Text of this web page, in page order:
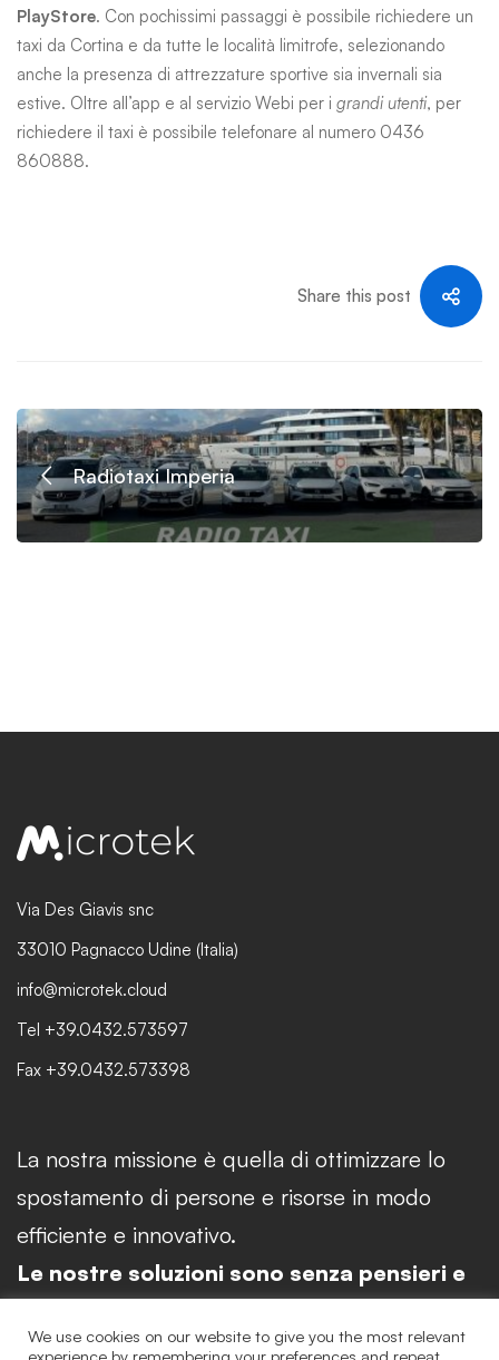
PlayStore. Con pochissimi passaggi è possibile richiedere un
taxi da Cortina e da tutte le località limitrofe, selezionando
anche la presenza di attrezzature sportive sia invernali sia
estive. Oltre all’app e al servizio Webi per i grandi utenti, per
richiedere il taxi è possibile telefonare al numero 0436
860888.
Share this post
Radiotaxi Imperia
Via Des Giavis snc
33010 Pagnacco Udine (Italia)
info@microtek.cloud
Tel +39.0432.573597
Fax +39.0432.573398
La nostra missione è quella di ottimizzare lo
spostamento di persone e risorse in modo
efficiente e innovativo.
Le nostre soluzioni sono senza pensieri e
We use cookies on our website to give you the most relevant